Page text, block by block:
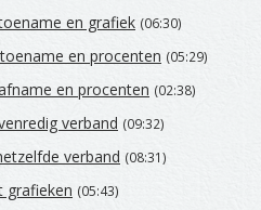
en grafiek (06:30)
en procenten (05:29)
en procenten (02:38)
verband (09:32)
verband (08:31)
grafieken (05:43)